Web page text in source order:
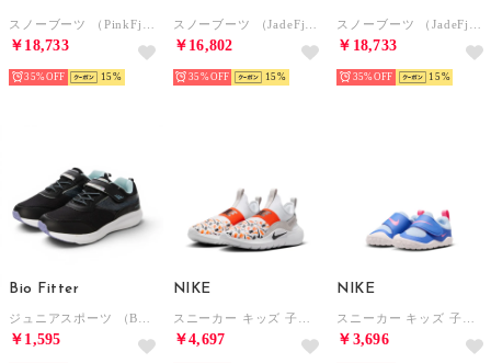
￥18,733
35% 15
￥16,802
35% 15
￥18,733
35% 15
Bio Fitter
￥1,595
NIKE
￥4,697
NIKE
￥3,696